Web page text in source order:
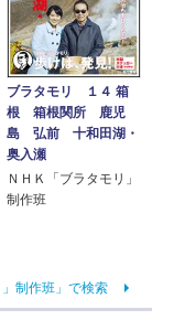
ブラタモリ １４ 箱
根 箱根関所 鹿児
島 弘前 十和田湖・
奥入瀬
ＮＨＫ「ブラタモリ」
制作班
制作班」で検索